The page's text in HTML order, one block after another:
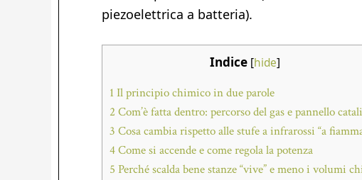
piezoelettrica a batteria).
Indice [hide]
1 Il principio chimico in due parole
2 Com’è fatta dentro: percorso del gas e pannello
3 Cosa cambia rispetto alle stufe a infrarossi “a
4Come si accende e come regola la potenza
5 Perché scalda bene stanze “vive” e meno i volumi